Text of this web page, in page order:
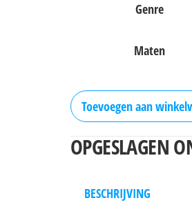
Genre
Maten
Toevoegen aan
OPGESLAGEN
BESCHRIJVING